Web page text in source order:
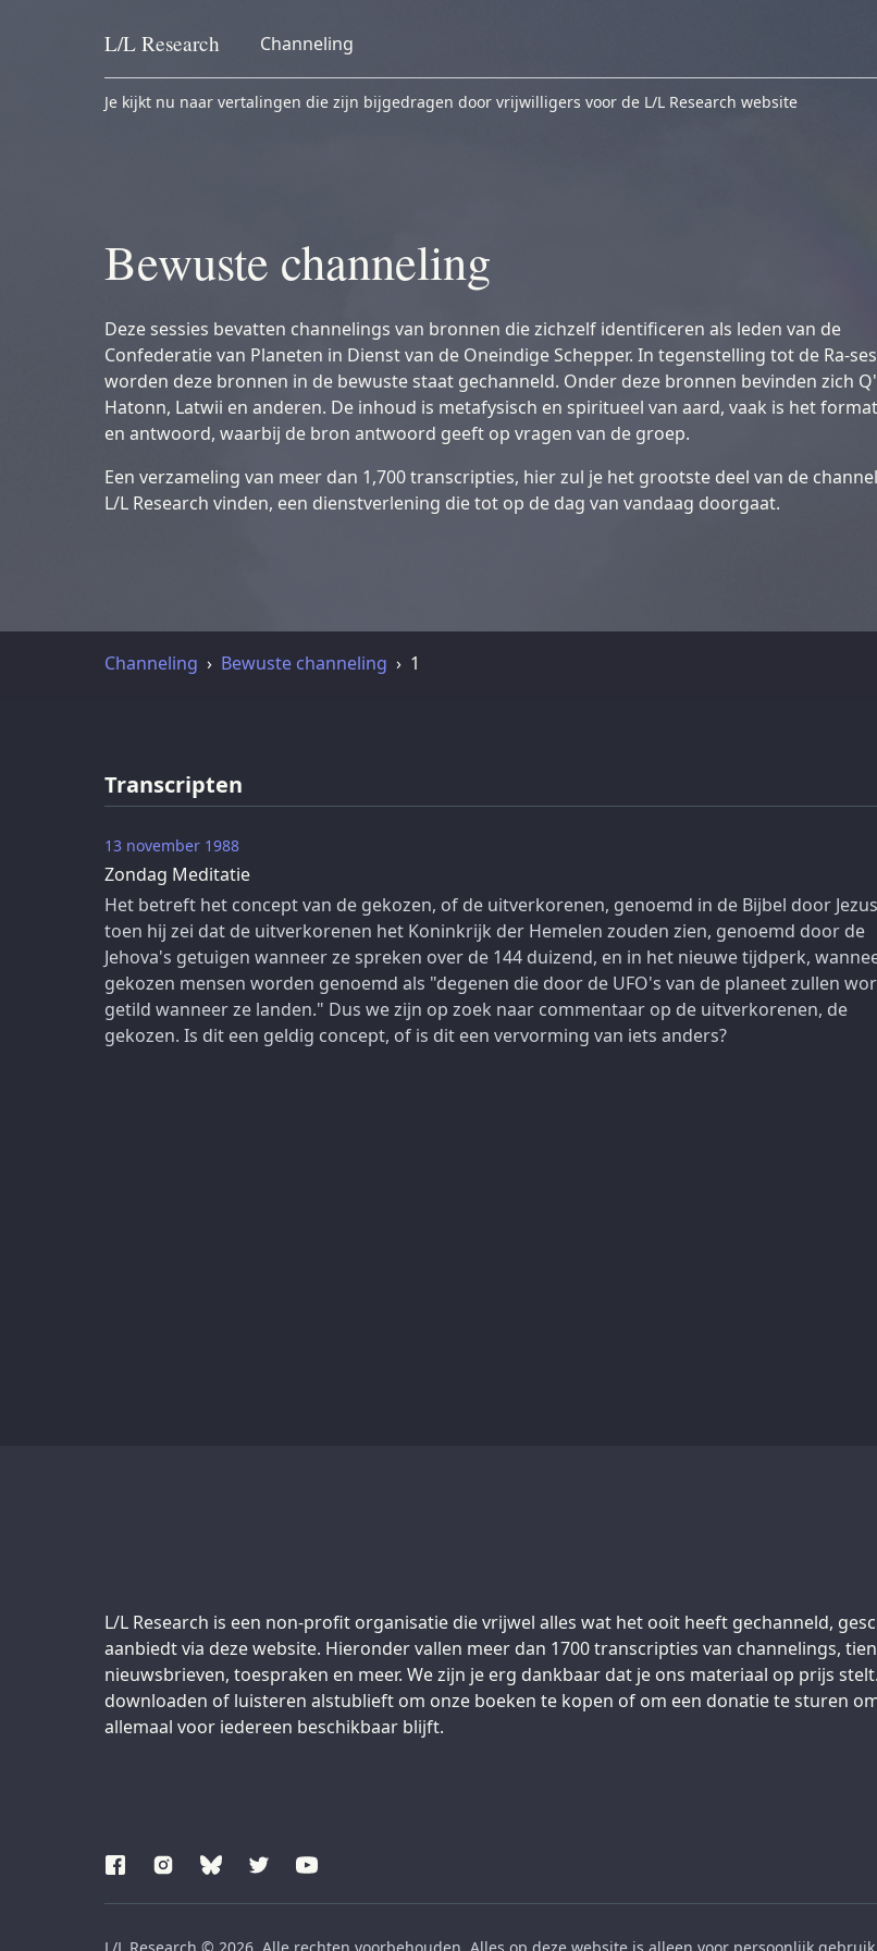
Skip to content
L/L Research Channeling
Je kijkt nu naar vertalingen die zijn bijgedragen door vrijwilligers voor de L/L Research website
Bewuste channeling
Deze sessies bevatten channelings van bronnen die zichzelf identificeren als leden van de
Confederatie van Planeten in Dienst van de Oneindige Schepper. In tegenstelling tot de Ra-
worden deze bronnen in de bewuste staat gechanneld. Onder deze bronnen bevinden zich
Hatonn, Latwii en anderen. De inhoud is metafysisch en spiritueel van aard, vaak is het
en antwoord, waarbij de bron antwoord geeft op vragen van de groep.
Een verzameling van meer dan 1,700 transcripties, hier zul je het grootste deel van de
L/L Research vinden, een dienstverlening die tot op de dag van vandaag doorgaat.
Channeling Bewuste channeling 1
Transcripten
13 november 1988
Zondag Meditatie
Het betreft het concept van de gekozen, of de uitverkorenen, genoemd in de Bijbel door
toen hij zei dat de uitverkorenen het Koninkrijk der Hemelen zouden zien, genoemd door de
Jehova's getuigen wanneer ze spreken over de 144 duizend, en in het nieuwe tijdperk,
gekozen mensen worden genoemd als "degenen die door de UFO's van de planeet zullen
getild wanneer ze landen." Dus we zijn op zoek naar commentaar op de uitverkorenen, de
gekozen. Is dit een geldig concept, of is dit een vervorming van iets anders?
Support us:
L/L Research is een non-profit organisatie die vrijwel alles wat het ooit heeft gechanneld,
aanbiedt via deze website. Hieronder vallen meer dan 1700 transcripties van channelings,
nieuwsbrieven, toespraken en meer. We zijn je erg dankbaar dat je ons materiaal op prijs
downloaden of luisteren alstublieft om onze boeken te kopen of om een donatie te sturen
allemaal voor iedereen beschikbaar blijft.